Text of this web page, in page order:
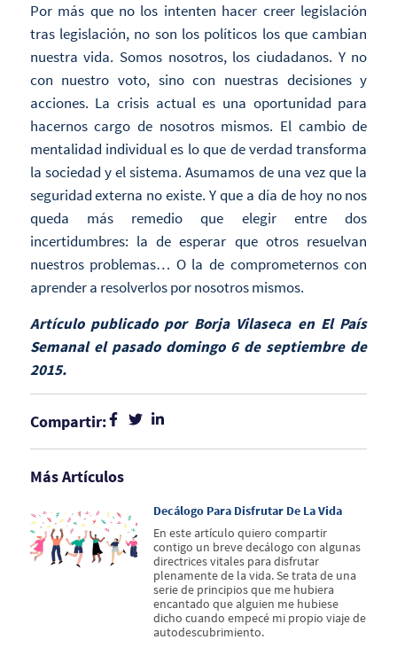
Por más que no los intenten hacer creer legislación
tras legislación, no son los políticos los que cambian
nuestra vida. Somos nosotros, los ciudadanos. Y no
con nuestro voto, sino con nuestras decisiones y
acciones. La crisis actual es una oportunidad para
hacernos cargo de nosotros mismos. El cambio de
mentalidad individual es lo que de verdad transforma
la sociedad y el sistema. Asumamos de una vez que la
seguridad externa no existe. Y que a día de hoy no nos
queda más remedio que elegir entre dos
incertidumbres: la de esperar que otros resuelvan
nuestros problemas… O la de comprometernos con
aprender a resolverlos por nosotros mismos.
Artículo publicado por Borja Vilaseca en El País
Semanal el pasado domingo 6 de septiembre de
2015.
Compartir:
Más Artículos
Decálogo Para Disfrutar De La Vida
En este artículo quiero compartir
contigo un breve decálogo con algunas
directrices vitales para disfrutar
plenamente de la vida. Se trata de una
serie de principios que me hubiera
encantado que alguien me hubiese
dicho cuando empecé mi propio viaje de
autodescubrimiento.